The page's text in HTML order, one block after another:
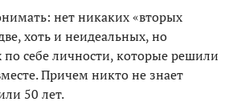
нет никаких «вторых
хоть и неидеальных, но
себе личности, которые решили
Причем никто не знает
50 лет.